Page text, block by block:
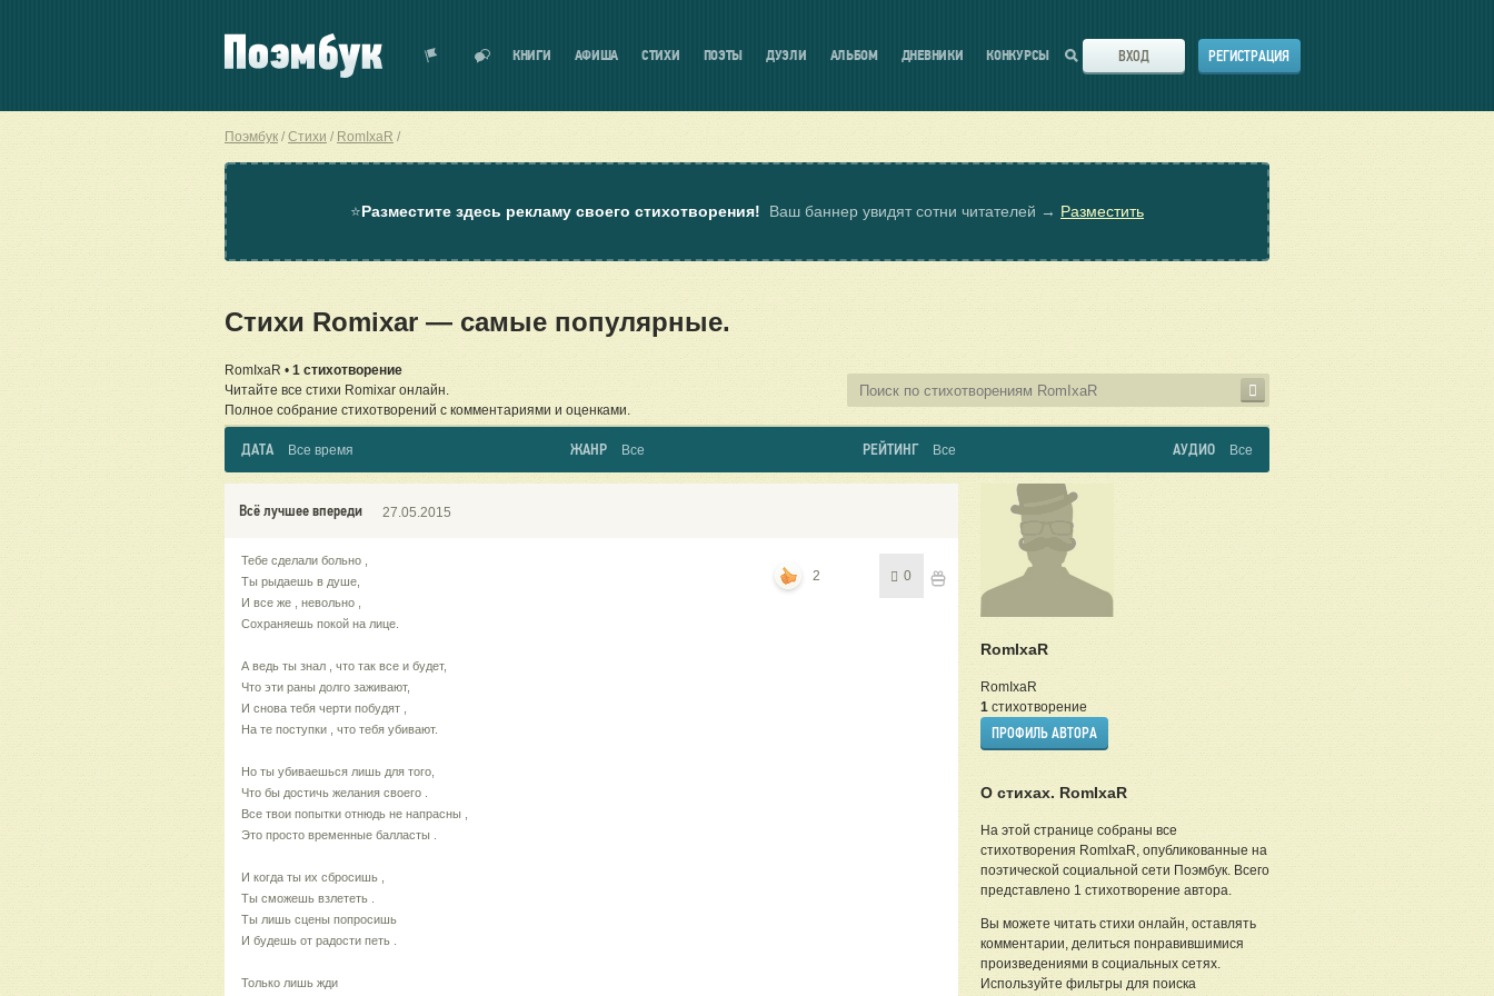
КНИГИ АФИША СТИХИ ПОЭТЫ ДУЭЛИ АЛЬБОМ ДНЕВНИКИ КОНКУРСЫ ВХОД РЕГИСТРАЦИЯ
Поэмбук Стихи RomIxaR
⭐Разместите здесь рекламу своего стихотворения! Ваш баннер увидят сотни читателей → Разместить
Стихи Romixar — самые популярные.
RomIxaR • 1 стихотворение
Читайте все стихи Romixar онлайн.
Полное собрание стихотворений с комментариями и оценками.
ДАТА Все время ЖАНР Все РЕЙТИНГ Все АУДИО Все
Всё лучшее впереди 27.05.2015
Тебе сделали больно ,
Ты рыдаешь в душе,
И все же , невольно ,
Сохраняешь покой на лице.
А ведь ты знал , что так все и будет,
Что эти раны долго заживают,
И снова тебя черти побудят ,
На те поступки , что тебя убивают.
Но ты убиваешься лишь для того,
Что бы достичь желания своего .
Все твои попытки отнюдь не напрасны ,
Это просто временные балласты .
И когда ты их сбросишь ,
Ты сможешь взлететь .
Ты лишь сцены попросишь
И будешь от радости петь .
Только лишь жди
2 0
RomIxaR
RomIxaR
1стихотворение
ПРОФИЛЬ АВТОРА
О стихах. RomIxaR
На этой странице собраны все
стихотворения RomIxaR, опубликованные на
поэтической социальной сети Поэмбук. Всего
представлено 1 стихотворение автора.
Вы можете читать стихи онлайн, оставлять
комментарии, делиться понравившимися
произведениями в социальных сетях.
Используйте фильтры для поиска